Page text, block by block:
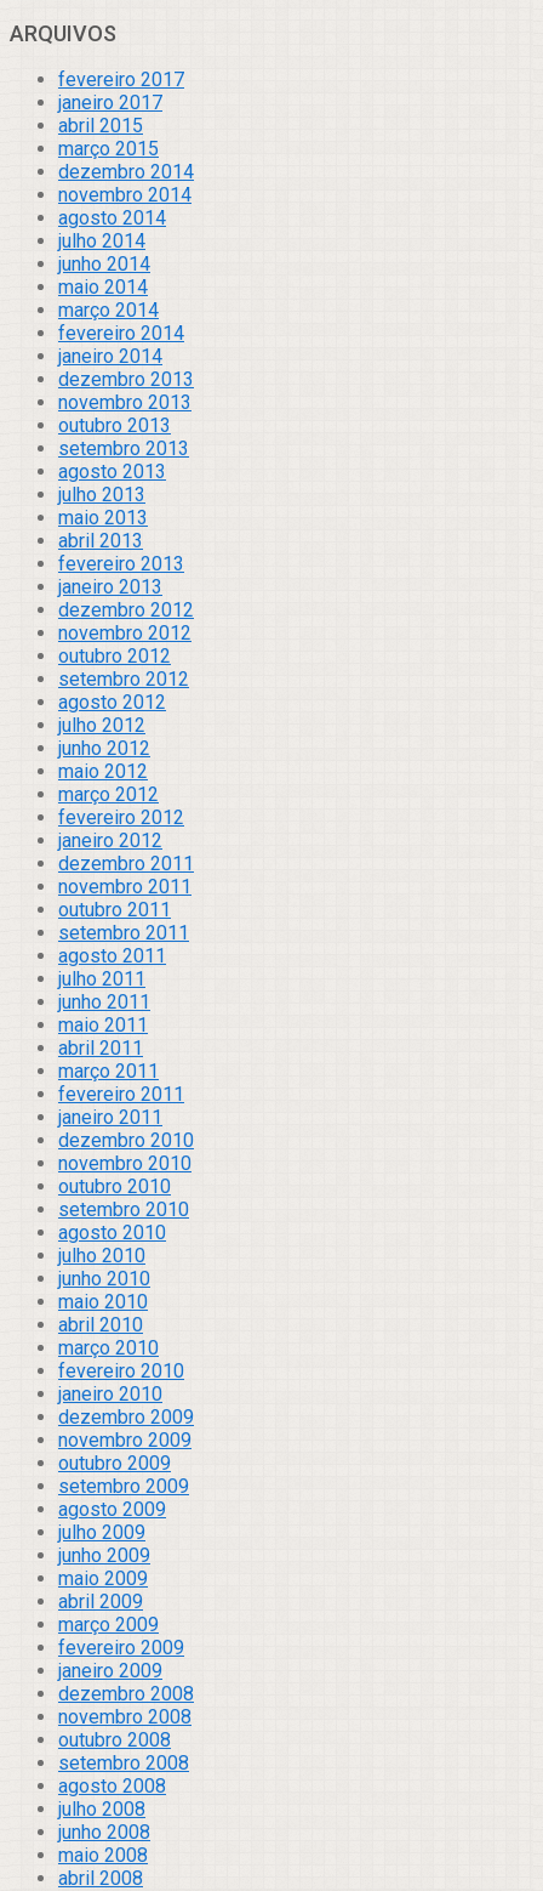
ARQUIVOS
fevereiro 2017
janeiro 2017
abril 2015
março 2015
dezembro 2014
novembro 2014
agosto 2014
julho 2014
junho 2014
maio 2014
março 2014
fevereiro 2014
janeiro 2014
dezembro 2013
novembro 2013
outubro 2013
setembro 2013
agosto 2013
julho 2013
maio 2013
abril 2013
fevereiro 2013
janeiro 2013
dezembro 2012
novembro 2012
outubro 2012
setembro 2012
agosto 2012
julho 2012
junho 2012
maio 2012
março 2012
fevereiro 2012
janeiro 2012
dezembro 2011
novembro 2011
outubro 2011
setembro 2011
agosto 2011
julho 2011
junho 2011
maio 2011
abril 2011
março 2011
fevereiro 2011
janeiro 2011
dezembro 2010
novembro 2010
outubro 2010
setembro 2010
agosto 2010
julho 2010
junho 2010
maio 2010
abril 2010
março 2010
fevereiro 2010
janeiro 2010
dezembro 2009
novembro 2009
outubro 2009
setembro 2009
agosto 2009
julho 2009
junho 2009
maio 2009
abril 2009
março 2009
fevereiro 2009
janeiro 2009
dezembro 2008
novembro 2008
outubro 2008
setembro 2008
agosto 2008
julho 2008
junho 2008
maio 2008
abril 2008